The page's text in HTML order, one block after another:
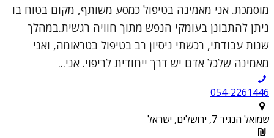
מוסמכת. אני מאמינה בטיפול כמסע משותף, מקום בטוח בו
ניתן להתבונן בעומקי הנפש מתוך חוויה רגשית.במהלך
שנות עבודתי, רכשתי ניסיון רב בטיפול בטראומה, ואני
מאמינה שלכל אדם יש דרך ייחודית לריפוי. אני...
054-2261446
שמואל הנגיד 7, ירושלים, ישראל